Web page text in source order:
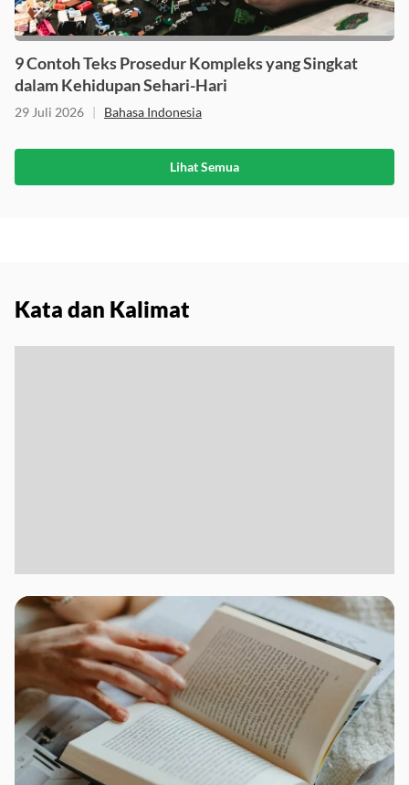
9 Contoh Teks Prosedur Kompleks yang Singkat
dalam Kehidupan Sehari-Hari
29 Juli 2026 | Bahasa Indonesia
Lihat Semua
Kata dan Kalimat